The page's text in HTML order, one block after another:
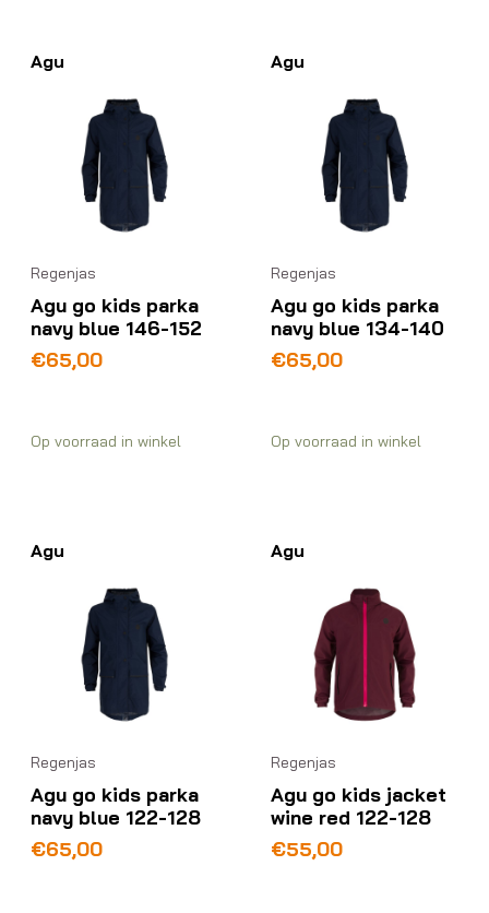
Agu
Regenjas
Agu go kids parka
navy blue 146-152
€65,00
Op voorraad in winkel
Agu
Regenjas
Agu go kids parka
navy blue 134-140
€65,00
Op voorraad in winkel
Agu
Regenjas
Agu go kids parka
navy blue 122-128
€65,00
Agu
Regenjas
Agu go kids jacket
wine red 122-128
€55,00